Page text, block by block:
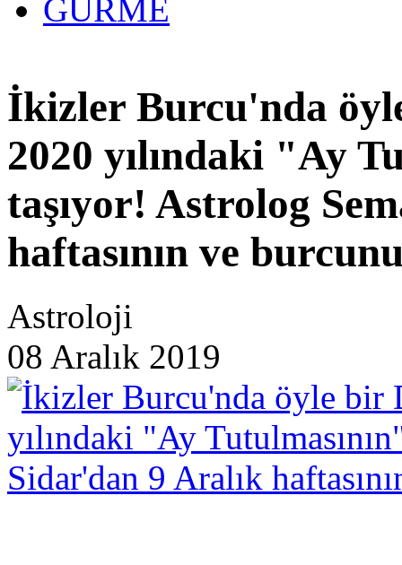
GURME
İkizler Burcu'nda
2020 yılındaki "Ay
taşıyor! Astrolog
haftasının ve
Astroloji
08 Aralık 2019